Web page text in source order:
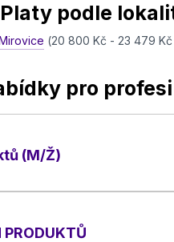
Platy podle
(20 800 Kč - 23 479
pro
(M/Ž)
PRODUKTŮ